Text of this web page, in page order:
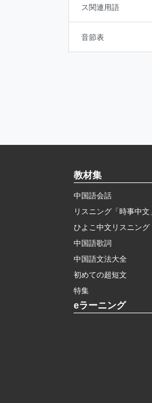
ス関連用語
音節表
教材集
中国語会話
リスニング「時事中文
ひよこ中文リスニング
中国語歌詞
中国語文法大全
初めての超短文
特集
eラーニング